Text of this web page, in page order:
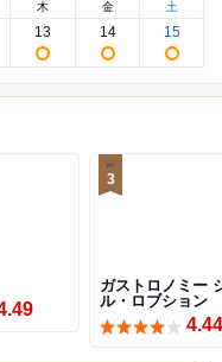
木
13
金
14
土
15
3
ガストロノミー
ル・ロブション
4.44